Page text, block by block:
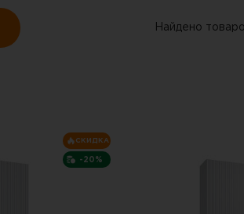
Найдено
-20%
СКИДКА